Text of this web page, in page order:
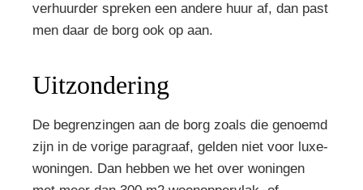
verhuurder spreken een andere huur af, dan past
men daar de borg ook op aan.
Uitzondering
De begrenzingen aan de borg zoals die genoemd
zijn in de vorige paragraaf, gelden niet voor luxe-
woningen. Dan hebben we het over woningen